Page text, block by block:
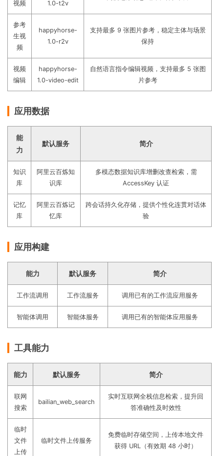
视频 1.0-t2v
参考
生视
频
happyhorse-
1.0-r2v
支持最多 9 张图片参考，稳定主体与场景
保持
视频
编辑
happyhorse-
1.0-video-edit
自然语言指令编辑视频，支持最多 5 张图
片参考
应用数据
能
力
默认服务 简介
知识
库
阿里云百炼知
识库
多模态数据知识库增删改查检索，需
AccessKey 认证
记忆
库
阿里云百炼记
忆库
跨会话持久化存储，提供个性化连贯对话体
验
应用构建
能力 默认服务 简介
工作流调用 工作流服务 调用已有的工作流应用服务
智能体调用 智能体服务 调用已有的智能体应用服务
工具能力
能力 默认服务 简介
联网
搜索
bailian_web_search
实时互联网全栈信息检索，提升回
答准确性及时效性
临时
文件
上传
临时文件上传服务
免费临时存储空间，上传本地文件
获得 URL（有效期 48 小时）